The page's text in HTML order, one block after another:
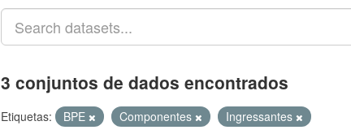
3 conjuntos de dados encontrados
Etiquetas: BPE Componentes Ingressantes